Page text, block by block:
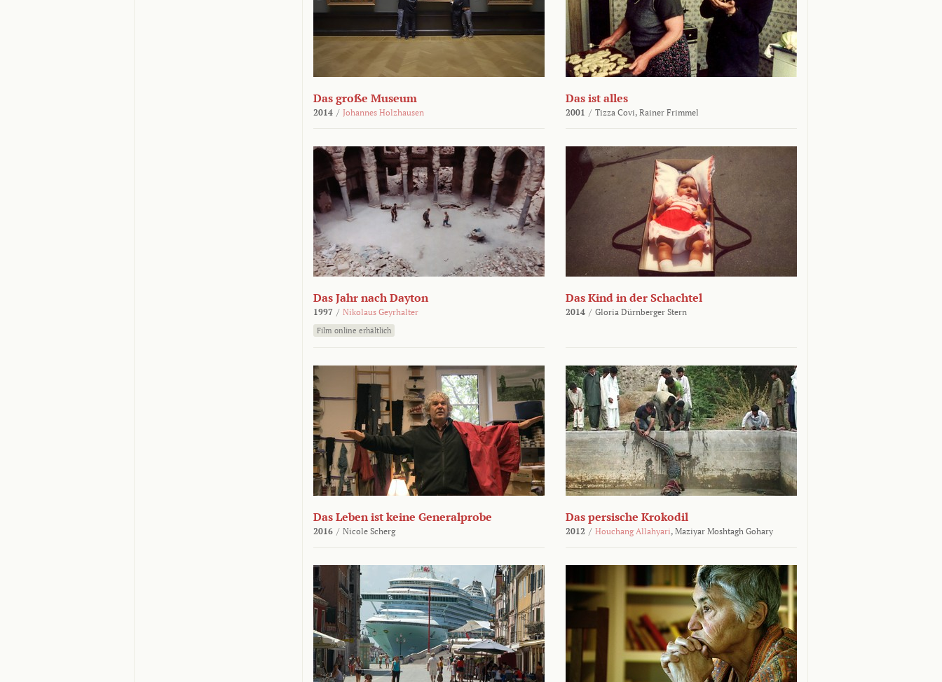
Das große Museum
2014 / Johannes Holzhausen
Das ist alles
2001 / Tizza Covi, Rainer Frimmel
Das Jahr nach Dayton
1997 / Nikolaus Geyrhalter
Film online erhältlich
Das Kind in der Schachtel
2014 / Gloria Dürnberger Stern
Das Leben ist keine Generalprobe
2016 / Nicole Scherg
Das persische Krokodil
2012 / Houchang Allahyari, Maziyar Moshtagh Gohary